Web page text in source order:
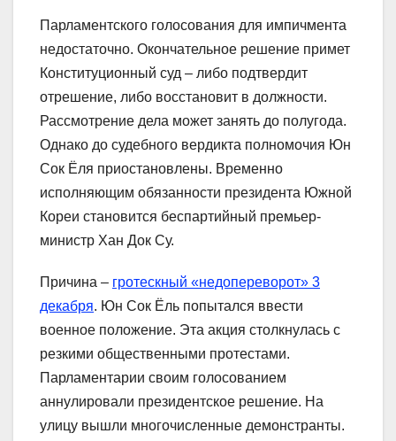
Парламентского голосования для импичмента
недостаточно. Окончательное решение примет
Конституционный суд – либо подтвердит
отрешение, либо восстановит в должности.
Рассмотрение дела может занять до полугода.
Однако до судебного вердикта полномочия Юн
Сок Ёля приостановлены. Временно
исполняющим обязанности президента Южной
Кореи становится беспартийный премьер-
министр Хан Док Су.
Причина – гротескный «недопереворот» 3
декабря. Юн Сок Ёль попытался ввести
военное положение. Эта акция столкнулась с
резкими общественными протестами.
Парламентарии своим голосованием
аннулировали президентское решение. На
улицу вышли многочисленные демонстранты.